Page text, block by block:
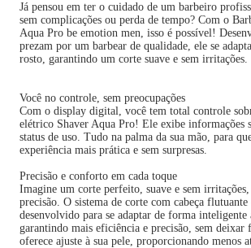
Já pensou em ter o cuidado de um barbeiro
sem complicações ou perda de tempo? Com o
Aqua Pro be emotion men, isso é possível!
prezam por um barbear de qualidade, ele se
rosto, garantindo um corte suave e sem irritações.
Você no controle, sem preocupações
Com o display digital, você tem total controle
elétrico Shaver Aqua Pro! Ele exibe informações
status de uso. Tudo na palma da sua mão, para
experiência mais prática e sem surpresas.
Precisão e conforto em cada toque
Imagine um corte perfeito, suave e sem
precisão. O sistema de corte com cabeça
desenvolvido para se adaptar de forma
garantindo mais eficiência e precisão, sem deixar
oferece ajuste à sua pele, proporcionando menos